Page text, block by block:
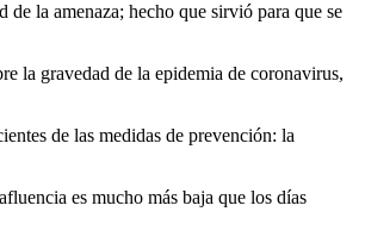
la amenaza; hecho que sirvió para que se
la gravedad de la epidemia de coronavirus,
de las medidas de prevención: la
es mucho más baja que los días